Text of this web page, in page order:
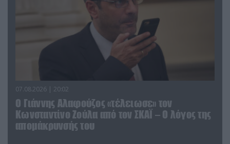
07.08.2026 | 20:02
Ο Γιάννης Αλαφούζος «τέλειωσε» τον
Κωνσταντίνο Ζούλα από τον ΣΚΑΪ – Ο λόγος της
απομάκρυνσής του